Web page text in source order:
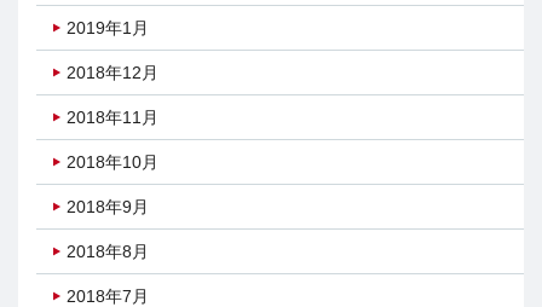
2019年1月
2018年12月
2018年11月
2018年10月
2018年9月
2018年8月
2018年7月